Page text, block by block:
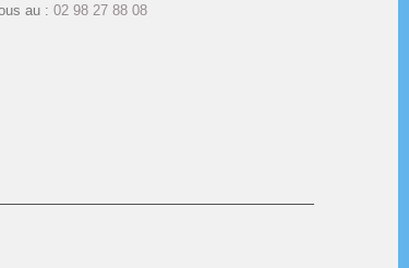
au : 02 98 27 88 08